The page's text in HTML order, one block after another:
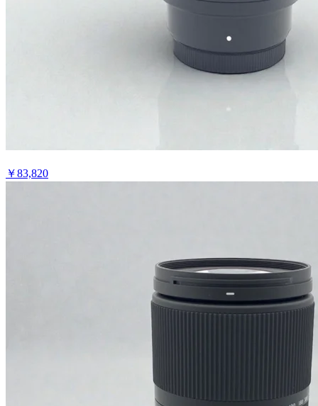
￥83,820